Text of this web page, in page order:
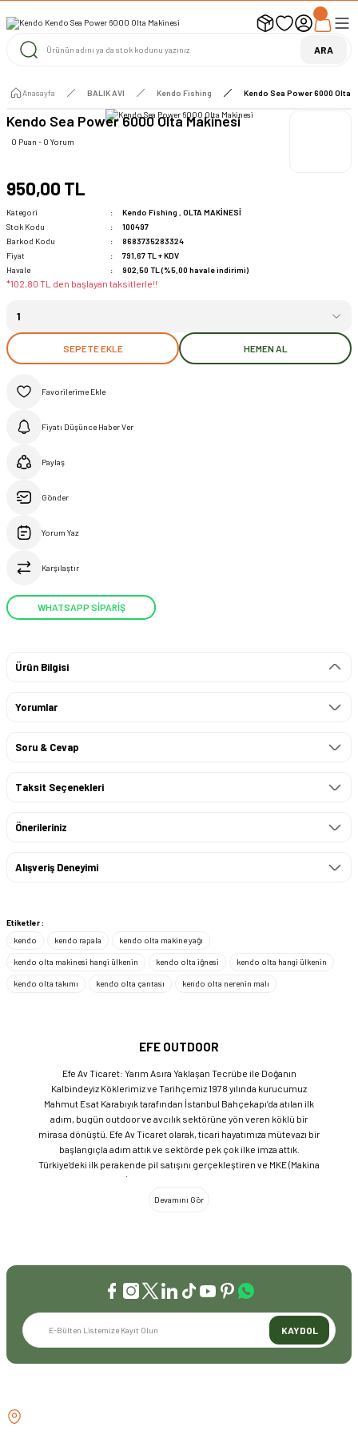
UYARI ! KARGOLAR 13 TEMMUZ 2026 YAPILACAK
1000 TL ve Üzeri Ücretsiz Kargo 1000 TL ve Üzeri Ücretsiz Kargo ARA
Anasayfa BALIK AVI Kendo Fishing Kendo Sea Power 6000 Olta
Kendo Sea Power 6000 Olta Makinesi
0 Puan - 0 Yorum
950,00 TL
Kategori Kendo Fishing , OLTA MAKİNESİ
Stok Kodu
100497
Barkod Kodu
8683735283324
Fiyat
791,67 TL + KDV
Havale
902,50 TL (%5,00 havale indirimi)
*102,80 TL den başlayan taksitlerle!!
SEPETE EKLE HEMEN AL
Fiyatı Düşünce Haber Ver
Paylaş
Gönder
Yorum Yaz
Karşılaştır
WHATSAPP SİPARİŞ
Ürün Bilgisi
Yorumlar
Soru & Cevap
Taksit Seçenekleri
Önerileriniz
Alışveriş Deneyimi
Etiketler :
kendo
kendo rapala kendo olta makine yağı
kendo olta makinesi hangi ülkenin kendo olta iğnesi kendo olta hangi ülkenin
kendo olta takımı kendo olta çantası kendo olta nerenin malı
EFE OUTDOOR
Efe Av Ticaret: Yarım Asıra Yaklaşan Tecrübe ile Doğanın
Kalbindeyiz Köklerimiz ve Tarihçemiz 1978 yılında kurucumuz
Mahmut Esat Karabıyık tarafından İstanbul Bahçekapı’da atılan ilk
adım, bugün outdoor ve avcılık sektörüne yön veren köklü bir
mirasa dönüştü. Efe Av Ticaret olarak, ticari hayatımıza mütevazı bir
başlangıçla adım attık ve sektörde pek çok ilke imza attık.
Türkiye'deki ilk perakende pil satışını gerçekleştiren ve MKE (Makina
ve Kimya Endüstrisi) üretimi ürünleri satan ilk bayilerden biri olma
gururunu taşıyoruz. 1981 yılında Eminönü’nde açtığımız ve mülkiyeti
kurarak tüm Türkiye'ye hizmet vermeye başladık. 2016: Kadıköy
mağazamızın ve şimdiki Genel Merkezimizin açılışını
gerçekleştirdik. Global Markalar ve Yerli Üretim Gücü Yaklaşık
20'nin üzerinde dünya markasını Türkiye'ye getirerek outdoor
tutkunlarıyla buluşturuyoruz. Sadece ithalatla sınırlı kalmayıp;
EFEARMS, BUSHCRAFTFEST ve EFEAV tescilli markalarımızla
KAYDOL